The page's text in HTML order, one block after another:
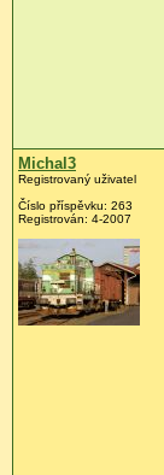
Michal3
Registrovaný uživatel
Číslo příspěvku: 263
Registrován: 4-2007